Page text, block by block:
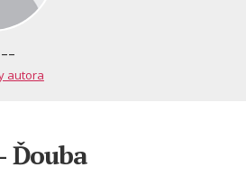
autora
Ďouba